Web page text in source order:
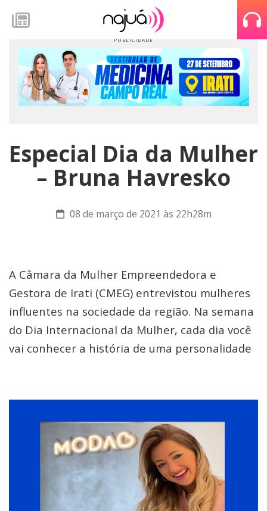
Especial Dia da Mulher
– Bruna Havresko
08 de março de 2021 às 22h28m
A Câmara da Mulher Empreendedora e
Gestora de Irati (CMEG) entrevistou mulheres
influentes na sociedade da região. Na semana
do Dia Internacional da Mulher, cada dia você
vai conhecer a história de uma personalidade